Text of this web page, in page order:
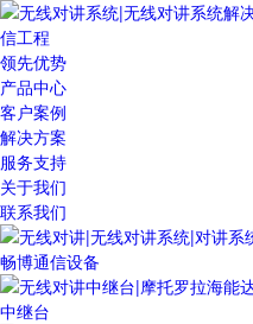
领先优势
产品中心
客户案例
解决方案
服务支持
关于我们
联系我们
畅博通信设备
中继台